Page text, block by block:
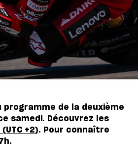
de la deuxième
samedi. Découvrez les
+2). Pour connaître